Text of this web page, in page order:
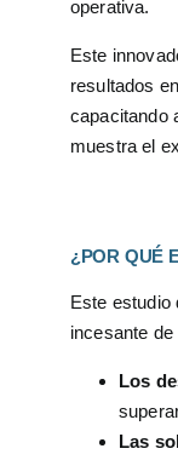
operativa.
Este
resultados
capacitando
muestra el
¿POR QUÉ
Este estudio
incesante
Los
Las